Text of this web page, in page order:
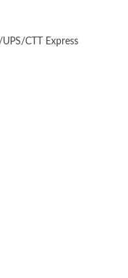
CTT Express